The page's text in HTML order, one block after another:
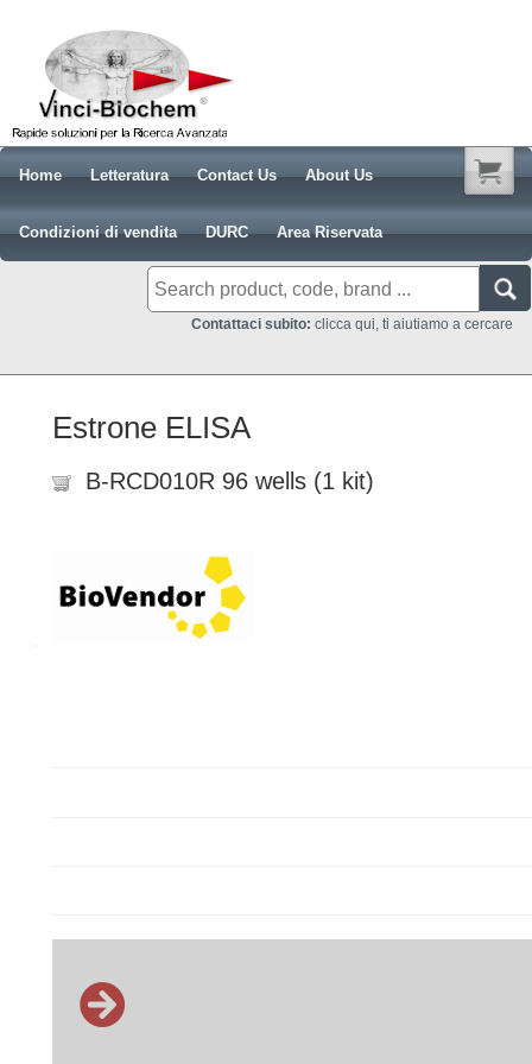
Home Letteratura Contact Us About Us
Condizioni di vendita DURC Area Riservata
Contattaci subito: clicca qui, ti aiutiamo a cercare
Estrone ELISA
B-RCD010R 96 wells (1 kit)